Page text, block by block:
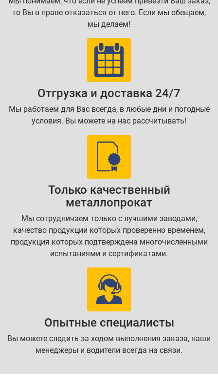
то Вы в праве отказаться от него. Если мы обещаем,
мы делаем!
Отгрузка и доставка 24/7
Мы работаем для Вас всегда, в любые дни и погодные
условия. Вы можете на нас рассчитывать!
Только качественный
металлопрокат
Мы сотрудничаем только с лучшими заводами,
качество продукции которых проверенно временем,
продукция которых подтверждена многочисленными
испытаниями и сертификатами.
Опытные специалисты
Вы можете следить за ходом выполнения заказа, наши
менеджеры и водители всегда на связи.